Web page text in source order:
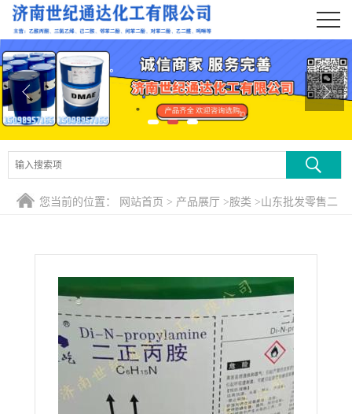
公司首页
公司介绍
公司动态
产品展厅
证书荣誉
您当前的位置： 网站首页 > 产品展厅 >胺类 >山东批发零售二